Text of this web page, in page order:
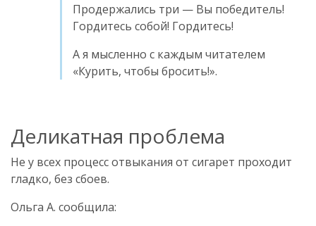
Продержались три — Вы победитель!
Гордитесь собой! Гордитесь!
А я мысленно с каждым читателем
«Курить, чтобы бросить!».
Деликатная проблема
Не у всех процесс отвыкания от сигарет проходит
гладко, без сбоев.
Ольга А. сообщила: